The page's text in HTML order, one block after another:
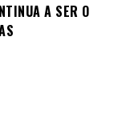
A SER O